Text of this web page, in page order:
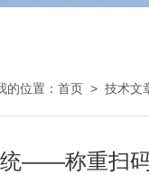
的位置： 首页 > 技术文
——称重扫